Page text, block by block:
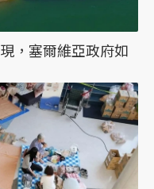
，塞爾維亞政府如